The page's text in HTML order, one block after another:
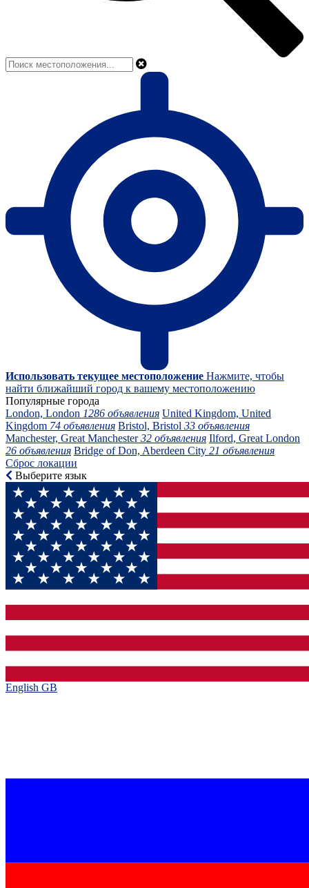
Использовать текущее местоположение Нажмите, чтобы
найти ближайший город к вашему местоположению
Популярные города
London, London 1286 объявления United Kingdom, United
Kingdom 74 объявления Bristol, Bristol 33 объявления
Manchester, Great Manchester32 объявления Ilford, Great London
26 объявления Bridge of Don, Aberdeen City 21 объявления
Сброс локации
Выберите язык
English GB‎